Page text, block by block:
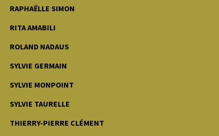
RAPHAËLLE SIMON
RITA AMABILI
ROLAND NADAUS
SYLVIE GERMAIN
SYLVIE MONPOINT
SYLVIE TAURELLE
THIERRY-PIERRE CLÉMENT